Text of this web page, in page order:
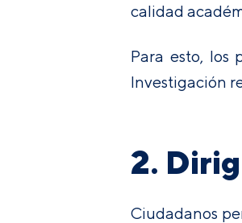
calidad
Para esto, los
Investigación
2.
Ciudadanos